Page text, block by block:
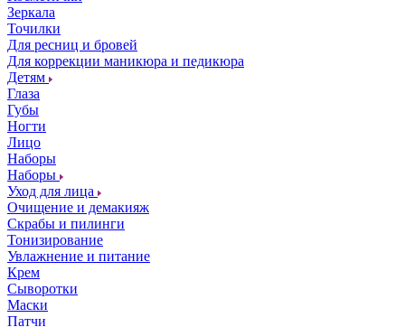
Зеркала
Точилки
Для ресниц и бровей
Для коррекции маникюра и педикюра
Детям
Глаза
Губы
Ногти
Лицо
Наборы
Наборы
Уход для лица
Очищение и демакияж
Скрабы и пилинги
Тонизирование
Увлажнение и питание
Крем
Сыворотки
Маски
Патчи